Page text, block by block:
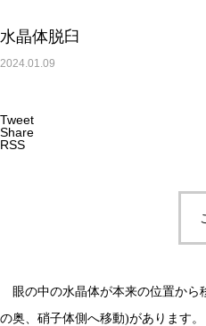
水晶体脱臼
2024.01.09
Tweet
Share
RSS
眼の中の水晶体が本来の位置から
の奥、硝子体側へ移動)があります。